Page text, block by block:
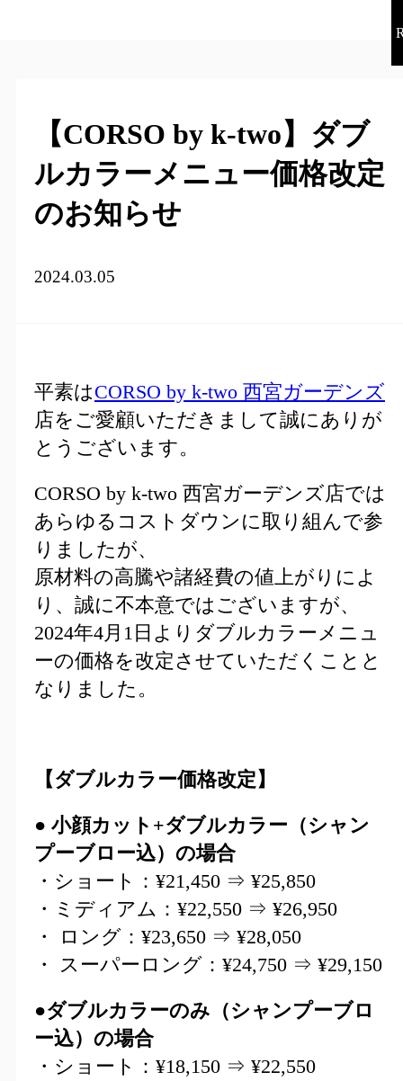
【CORSO by k-two】ダブ
ルカラーメニュー価格改定
のお知らせ
2024.03.05
平素はCORSO by k-two 西宮ガーデンズ
店をご愛顧いただきまして誠にありが
とうございます。
CORSO by k-two 西宮ガーデンズ店では
あらゆるコストダウンに取り組んで参
りましたが、
原材料の高騰や諸経費の値上がりによ
り、誠に不本意ではございますが、
2024年4月1日よりダブルカラーメニュ
ーの価格を改定させていただくことと
なりました。
【ダブルカラー価格改定】
● 小顔カット+ダブルカラー（シャン
プーブロー込）の場合
・ショート：¥21,450 ⇒ ¥25,850
・ミディアム：¥22,550 ⇒ ¥26,950
・ ロング：¥23,650 ⇒ ¥28,050
・ スーパーロング：¥24,750 ⇒ ¥29,150
●ダブルカラーのみ（シャンプーブロ
ー込）の場合
・ショート：¥18,150 ⇒ ¥22,550